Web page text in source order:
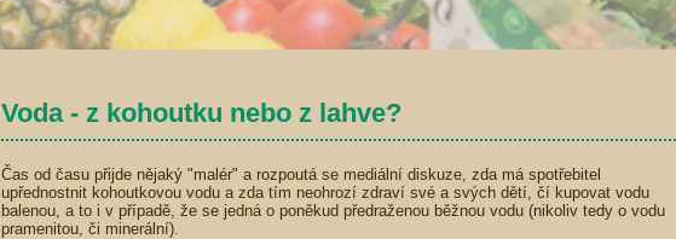
Voda - z kohoutku nebo z lahve?
Čas od času přijde nějaký "malér" a rozpoutá se mediální diskuze, zda má spotřebitel
upřednostnit kohoutkovou vodu a zda tím neohrozí zdraví své a svých dětí, čí kupovat vodu
balenou, a to i v případě, že se jedná o poněkud předraženou běžnou vodu (nikoliv tedy o vodu
pramenitou, či minerální).